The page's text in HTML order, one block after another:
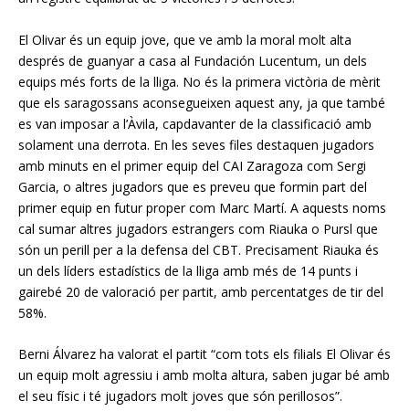
El Olivar és un equip jove, que ve amb la moral molt alta
després de guanyar a casa al Fundación Lucentum, un dels
equips més forts de la lliga. No és la primera victòria de mèrit
que els saragossans aconsegueixen aquest any, ja que també
es van imposar a l’Àvila, capdavanter de la classificació amb
solament una derrota. En les seves files destaquen jugadors
amb minuts en el primer equip del CAI Zaragoza com Sergi
Garcia, o altres jugadors que es preveu que formin part del
primer equip en futur proper com Marc Martí. A aquests noms
cal sumar altres jugadors estrangers com Riauka o Pursl que
són un perill per a la defensa del CBT. Precisament Riauka és
un dels líders estadístics de la lliga amb més de 14 punts i
gairebé 20 de valoració per partit, amb percentatges de tir del
58%.
Berni Álvarez ha valorat el partit “com tots els filials El Olivar és
un equip molt agressiu i amb molta altura, saben jugar bé amb
el seu físic i té jugadors molt joves que són perillosos”.